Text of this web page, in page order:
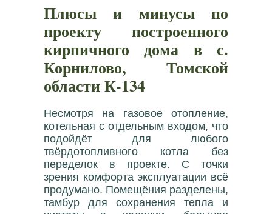
Плюсы и минусы по
проекту построенного
кирпичного дома в с.
Корнилово, Томской
области К-134
Несмотря на газовое отопление,
котельная с отдельным входом, что
подойдёт для любого
твёрдотопливного котла без
переделок в проекте. С точки
зрения комфорта эксплуатации всё
продумано. Помещёния разделены,
тамбур для сохранения тепла и